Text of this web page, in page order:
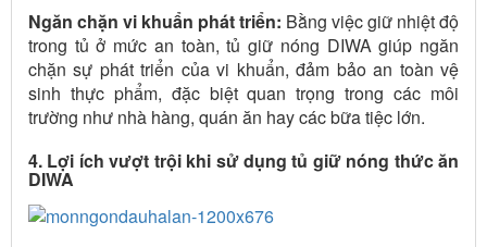
Ngăn chặn vi khuẩn phát triển: Bằng việc giữ nhiệt độ
trong tủ ở mức an toàn, tủ giữ nóng DIWA giúp ngăn
chặn sự phát triển của vi khuẩn, đảm bảo an toàn vệ
sinh thực phẩm, đặc biệt quan trọng trong các môi
trường như nhà hàng, quán ăn hay các bữa tiệc lớn.
4. Lợi ích vượt trội khi sử dụng tủ giữ nóng thức ăn
DIWA